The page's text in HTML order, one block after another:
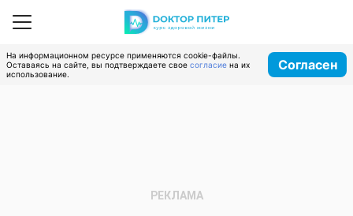
На информационном ресурсе применяются cookie-файлы.
Оставаясь на сайте, вы подтверждаете свое согласие на их
использование.
Согласен